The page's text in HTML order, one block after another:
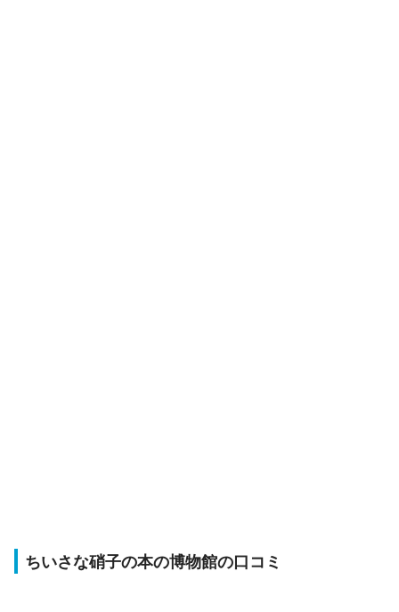
ちいさな硝子の本の博物館の口コミ